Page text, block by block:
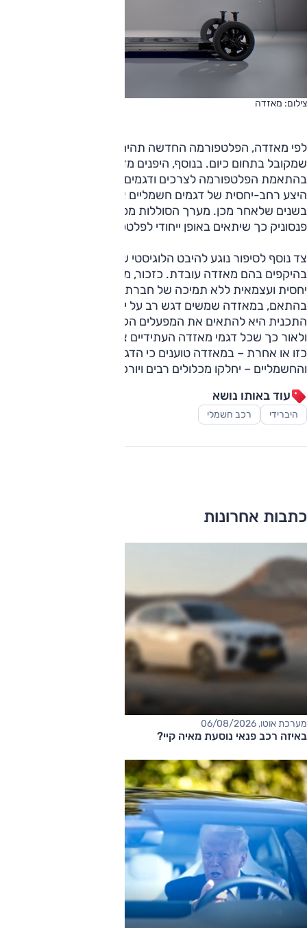
צילום: מאזדה
לפי מאזדה, הפלטפורמה החדשה תהיה מנוהלת תוכנה כפי
שמקובל בתחום כיום. בנוסף, היפנים מדווחים על גמישות גבוהה
בהתאמת הפלטפורמה לצרכים ודגמים שונים – ובכך רומזים על
היצע רחב-יחסית של דגמים חשמליים אותם מתכננת להציג
בשנים שלאחר מכן. מערך הסוללות מפותח בשיתוף פעולה עם
פנסוניק כך שיתאים באופן ייחודי לפלטפורמה של מאזדה.
צד נוסף לסיפור נוגע להיבט הלוגיסטי של ייצור רכב חשמלי
בהיקפים בהם מאזדה עובדת. כזכור, מדובר ביצרנית קטנה
יחסית ועצמאית ללא תמיכה של חברת אם גדולה מאחוריה.
בהתאם, במאזדה שמשים דגש רב על ייעול תהליכי הייצור.
התכנית היא להתאים את המפעלים הקיימים לייצור רכב חשמלי,
ולאור כך שכל דגמי מאזדה העתידיים צפויים להציג רמת חשמול
כזו או אחרת – במאזדה טוענים כי הדגמים – לוגמי הבנזין
והחשמליים – יחלקו מכלולים רבים ויורכבו על אותם פסי ייצור.
עוד באותו נושא
היברידי רכב חשמלי
כתבות אחרונות
מערכת אוטו, 06/08/2026
באיזה רכב פנאי נוסעת מאיה קיי?